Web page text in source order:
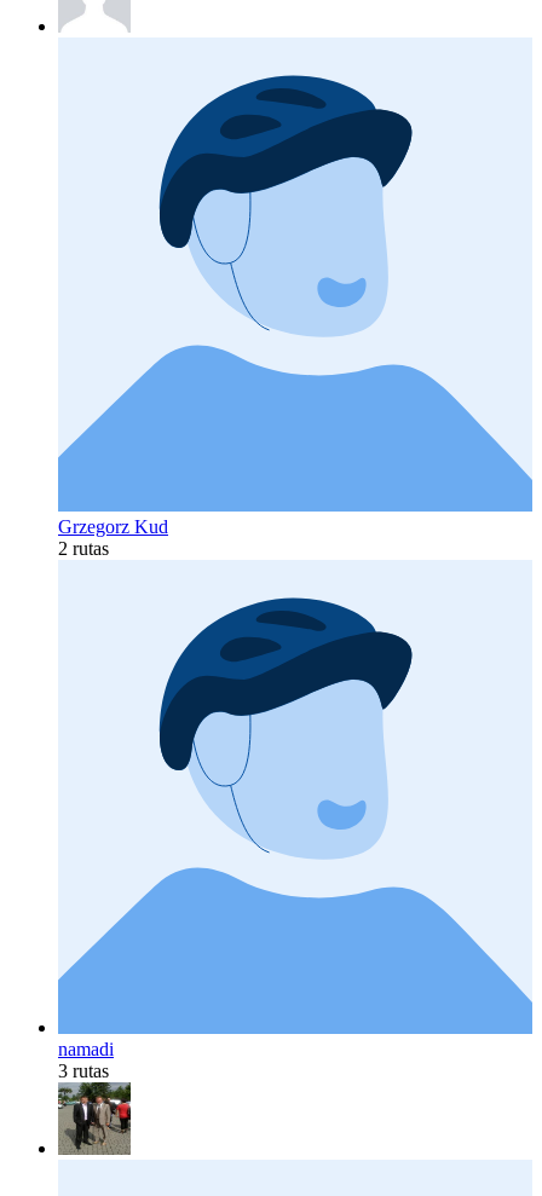
Grzegorz Kud
2 rutas
namadi
3 rutas